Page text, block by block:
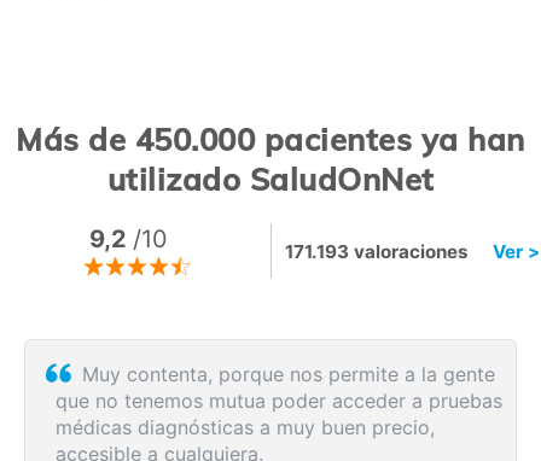
Más de 450.000 pacientes ya han
utilizado SaludOnNet
9,2 /10 171.193 valoraciones Ver >
Sin esperas, eficacia máxima, más que
recomendable